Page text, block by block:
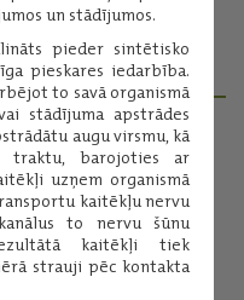
un stādījumos.
pieder sintētisko
pieskares iedarbība.
to savā organismā
stādījuma apstrādes
augu virsmu, kā
traktu, barojoties ar
uzņem organismā
kaitēkļu nervu
to nervu šūnu
kaitēkļi tiek
strauji pēc kontakta